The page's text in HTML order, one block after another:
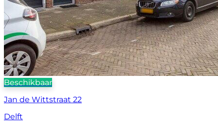
Beschikbaar
Jan de Wittstraat 22
Delft